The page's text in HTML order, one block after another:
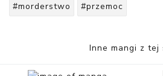
#morderstwo #przemoc
Inne mangi z tej